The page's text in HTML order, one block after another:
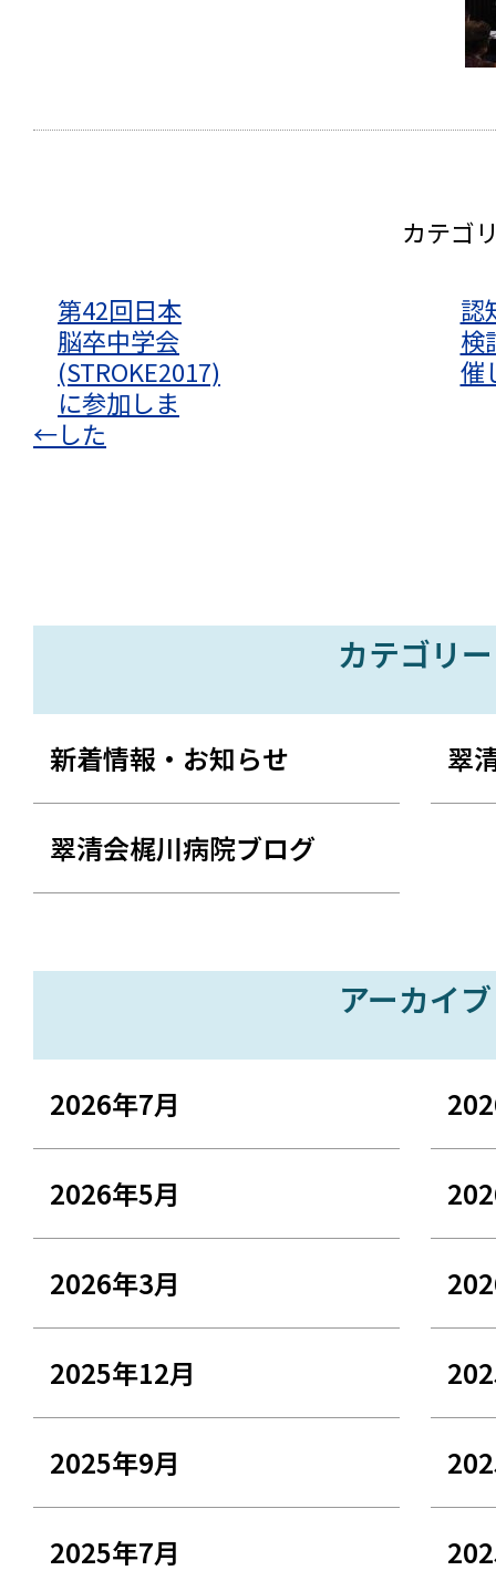
カテゴ
←
第42回日本
脳卒中学会
(STROKE2017)
に参加しま
した
認
催
カテゴリー
新着情報・お知らせ 翠
翠清会梶川病院ブログ
アーカイブ
2026年7月
2026年5月
2026年3月
2025年12月
2025年9月
2025年7月